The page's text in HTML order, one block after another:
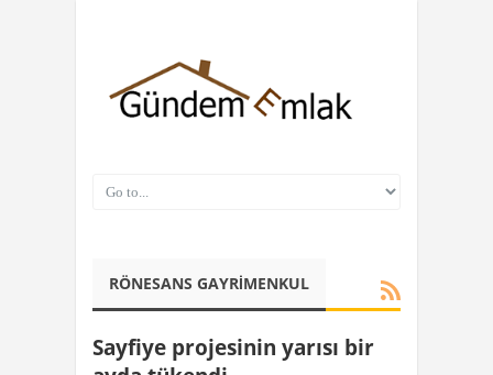
RÖNESANS GAYRIMENKUL
Sayfiye projesinin yarısı bir